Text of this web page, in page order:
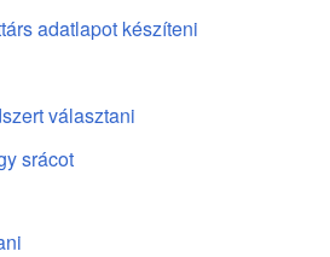
adatlapot készíteni
választani
srácot